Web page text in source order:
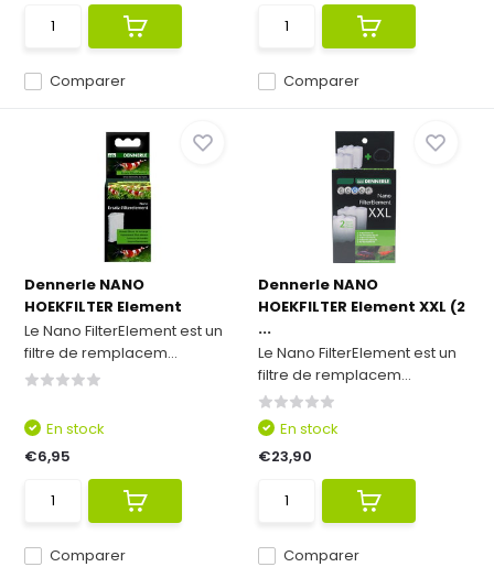
Comparer Comparer
Dennerle NANO
HOEKFILTER Element
Le Nano FilterElement est un
filtre de remplacem...
Comparer
En stock
€6,95
Dennerle NANO
HOEKFILTER Element XXL (2
...
Le Nano FilterElement est un
filtre de remplacem...
Comparer
En stock
€23,90